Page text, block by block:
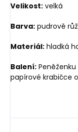
Velikost: velká
Barva: pudrově
Materiál: hladká
Balení:
papírové krabičce